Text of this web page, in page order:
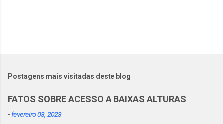
Postagens mais visitadas deste blog
FATOS SOBRE ACESSO A BAIXAS ALTURAS
- fevereiro 03, 2023